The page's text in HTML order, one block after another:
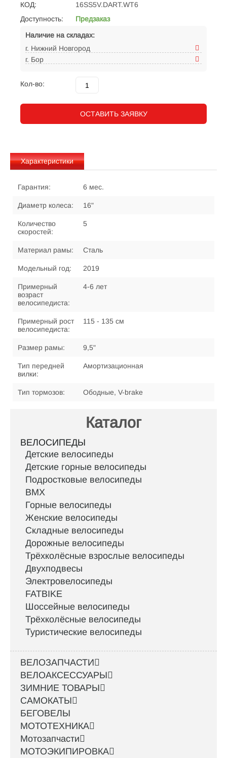
КОД:
16SS5V.DART.WT6
Доступность:
Предзаказ
Наличие на складах:
г. Нижний Новгород
г. Бор
Кол-во:
ОСТАВИТЬ ЗАЯВКУ
Характеристики
Гарантия: 6 мес.
Диаметр колеса: 16"
Количество
скоростей:
5
Материал рамы: Сталь
Модельный год: 2019
Примерный
возраст
велосипедиста:
4-6 лет
Примерный рост
велосипедиста:
115 - 135 см
Размер рамы: 9,5"
Тип передней
вилки:
Амортизационная
Тип тормозов: Ободные, V-brake
Каталог
ВЕЛОСИПЕДЫ
Детские велосипеды
Детские горные велосипеды
Подростковые велосипеды
BMX
Горные велосипеды
Женские велосипеды
Складные велосипеды
Дорожные велосипеды
Трёхколёсные взрослые велосипеды
Двухподвесы
Электровелосипеды
FATBIKE
Шоссейные велосипеды
Трёхколёсные велосипеды
Туристические велосипеды
ВЕЛОЗАПЧАСТИ
ВЕЛОАКСЕССУАРЫ
ЗИМНИЕ ТОВАРЫ
САМОКАТЫ
БЕГОВЕЛЫ
МОТОТЕХНИКА
Мотозапчасти
МОТОЭКИПИРОВКА